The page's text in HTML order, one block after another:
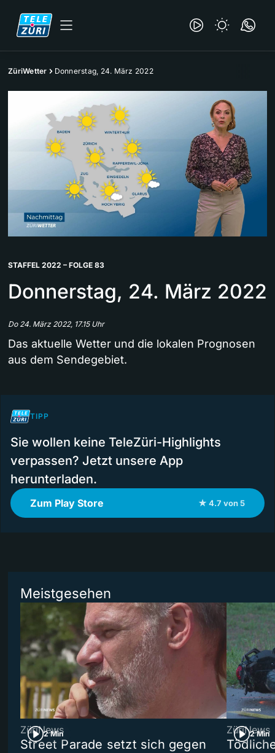
ZüriWetter Donnerstag, 24. März 2022
STAFFEL 2022 – FOLGE 83
Donnerstag, 24. März 2022
Do 24. März 2022, 17.15 Uhr
Das aktuelle Wetter und die lokalen Prognosen
aus dem Sendegebiet.
TIPP
Sie wollen keine TeleZüri-Highlights
verpassen? Jetzt unsere App
herunterladen.
Zum Play Store ★ 4.7 von 5
Meistgesehen
2 Min
ZüriNews
Street Parade setzt sich gegen
2 Min
ZüriNews